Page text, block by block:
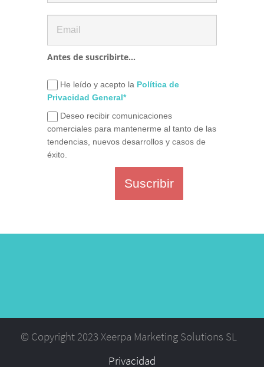
Antes de suscribirte...
He leído y acepto la Política de
Privacidad General*
Deseo recibir comunicaciones
comerciales para mantenerme al tanto de las
tendencias, nuevos desarrollos y casos de
éxito.
Suscribir
© Copyright 2023 Xeerpa Marketing Solutions SL
Privacidad